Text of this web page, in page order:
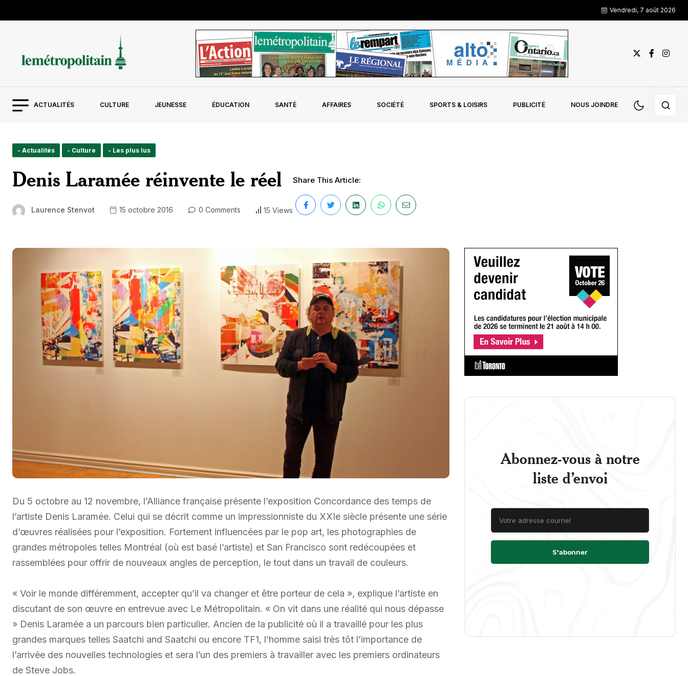
Vendredi, 7 août 2026
ACTUALITÉS CULTURE JEUNESSE ÉDUCATION SANTÉ AFFAIRES SOCIÉTÉ SPORTS & LOISIRS PUBLICITÉ NOUS JOINDRE
- Actualités - Culture - Les plus lus
Denis Laramée réinvente le réel
Laurence Stenvot 15 octobre 2016 0 Comments 15 Views
Share This Article:
Du 5 octobre au 12 novembre, l’Alliance française présente l’exposition Concordance des temps de
l’artiste Denis Laramée. Celui qui se décrit comme un impressionniste du XXIe siècle présente une série
d’œuvres réalisées pour l’exposition. Fortement influencées par le pop art, les photographies de
grandes métropoles telles Montréal (où est basé l’artiste) et San Francisco sont redécoupées et
rassemblées pour offrir de nouveaux angles de perception, le tout dans un travail de couleurs.
« Voir le monde différemment, accepter qu’il va changer et être porteur de cela », explique l’artiste en
discutant de son œuvre en entrevue avec Le Métropolitain. « On vit dans une réalité qui nous dépasse
» Denis Laramée a un parcours bien particulier. Ancien de la publicité où il a travaillé pour les plus
grandes marques telles Saatchi and Saatchi ou encore TF1, l’homme saisi très tôt l’importance de
l’arrivée des nouvelles technologies et sera l’un des premiers à travailler avec les premiers ordinateurs
de Steve Jobs.
Abonnez-vous à notre
liste d’envoi